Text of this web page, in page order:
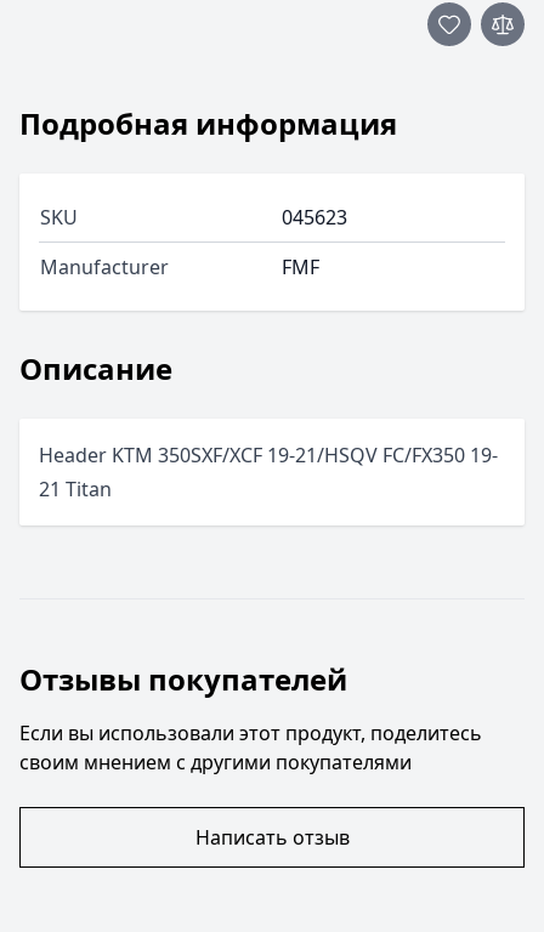
Описание
Header KTM 350SXF/XCF 19-21/HSQV FC/FX350 19-
21 Titan
Подробная информация
SKU
045623
Manufacturer
FMF
Отзывы покупателей
Если вы использовали этот продукт, поделитесь
своим мнением с другими покупателями
Написать отзыв